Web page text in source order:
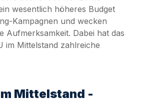
wesentlich höheres Budget
Kampagnen und wecken
Aufmerksamkeit. Dabei hat das
im Mittelstand zahlreiche
Mittelstand -